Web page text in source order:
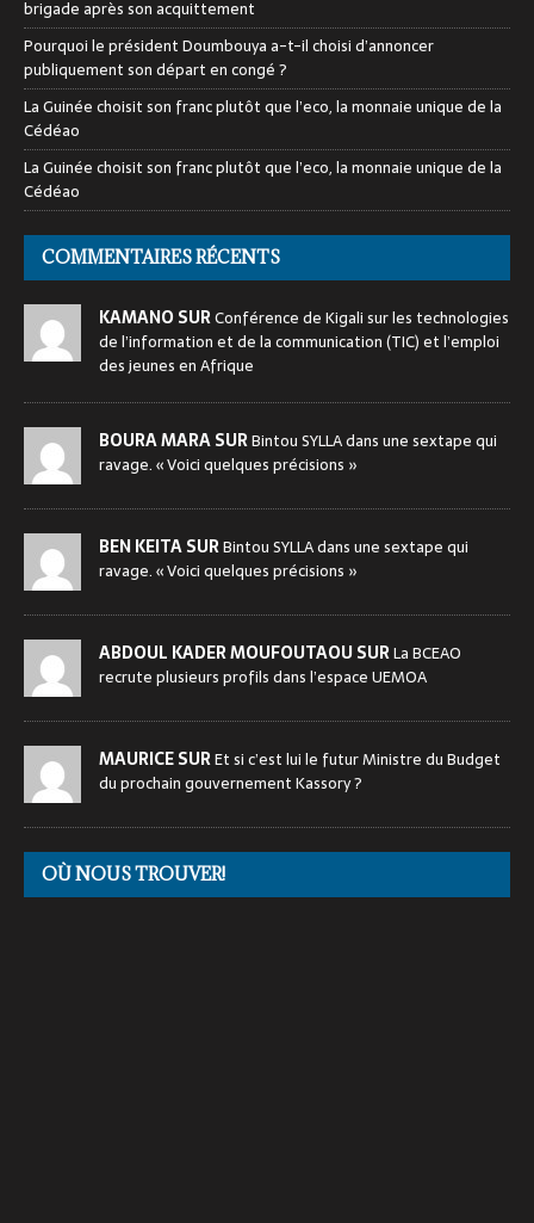
brigade après son acquittement
Pourquoi le président Doumbouya a-t-il choisi d’annoncer
publiquement son départ en congé ?
La Guinée choisit son franc plutôt que l’eco, la monnaie unique de la
Cédéao
La Guinée choisit son franc plutôt que l’eco, la monnaie unique de la
Cédéao
COMMENTAIRES RÉCENTS
KAMANO SURConférence de Kigali sur les technologies
de l’information et de la communication (TIC) et l’emploi
des jeunes en Afrique
BOURA MARA SURBintou SYLLA dans une sextape qui
ravage. « Voici quelques précisions »
BEN KEITA SURBintou SYLLA dans une sextape qui
ravage. « Voici quelques précisions »
ABDOUL KADER MOUFOUTAOU SURLa BCEAO
recrute plusieurs profils dans l’espace UEMOA
MAURICE SUREt si c’est lui le futur Ministre du Budget
du prochain gouvernement Kassory ?
OÙ NOUS TROUVER!